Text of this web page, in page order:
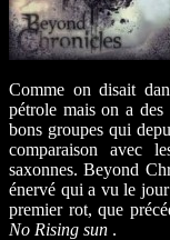
Comme on disait
pétrole mais on a
bons groupes qui
comparaison avec
saxonnes. Beyond
énervé qui a vu le
premier rot, que
No Rising sun .